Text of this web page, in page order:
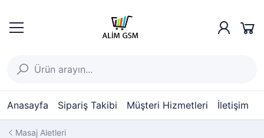
Anasayfa Sipariş Takibi Müşteri Hizmetleri İletişim
Masaj Aletleri